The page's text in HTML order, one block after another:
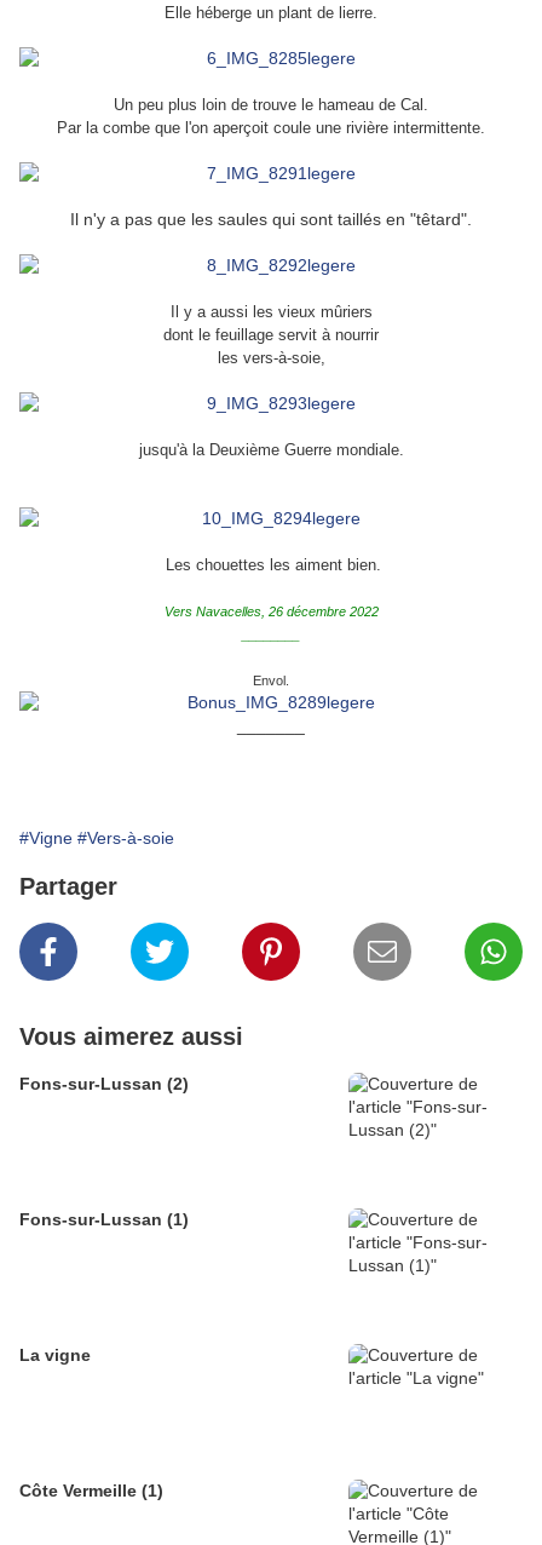
Elle héberge un plant de lierre.
Un peu plus loin de trouve le hameau de Cal.
Par la combe que l'on aperçoit coule une rivière intermittente.
Il n'y a pas que les saules qui sont taillés en "têtard".
Il y a aussi les vieux mûriers
dont le feuillage servit à nourrir
les vers-à-soie,
jusqu'à la Deuxième Guerre mondiale.
Les chouettes les aiment bien.
Vers Navacelles, 26 décembre 2022
Envol.
#Vigne #Vers-à-soie
Partager
Vous aimerez aussi
Fons-sur-Lussan (2)
Fons-sur-Lussan (1)
La vigne
Côte Vermeille (1)